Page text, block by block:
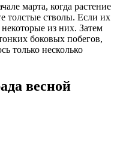
марта, когда растение
толстые стволы. Если их
из них. Затем
боковых побегов,
только несколько
весной